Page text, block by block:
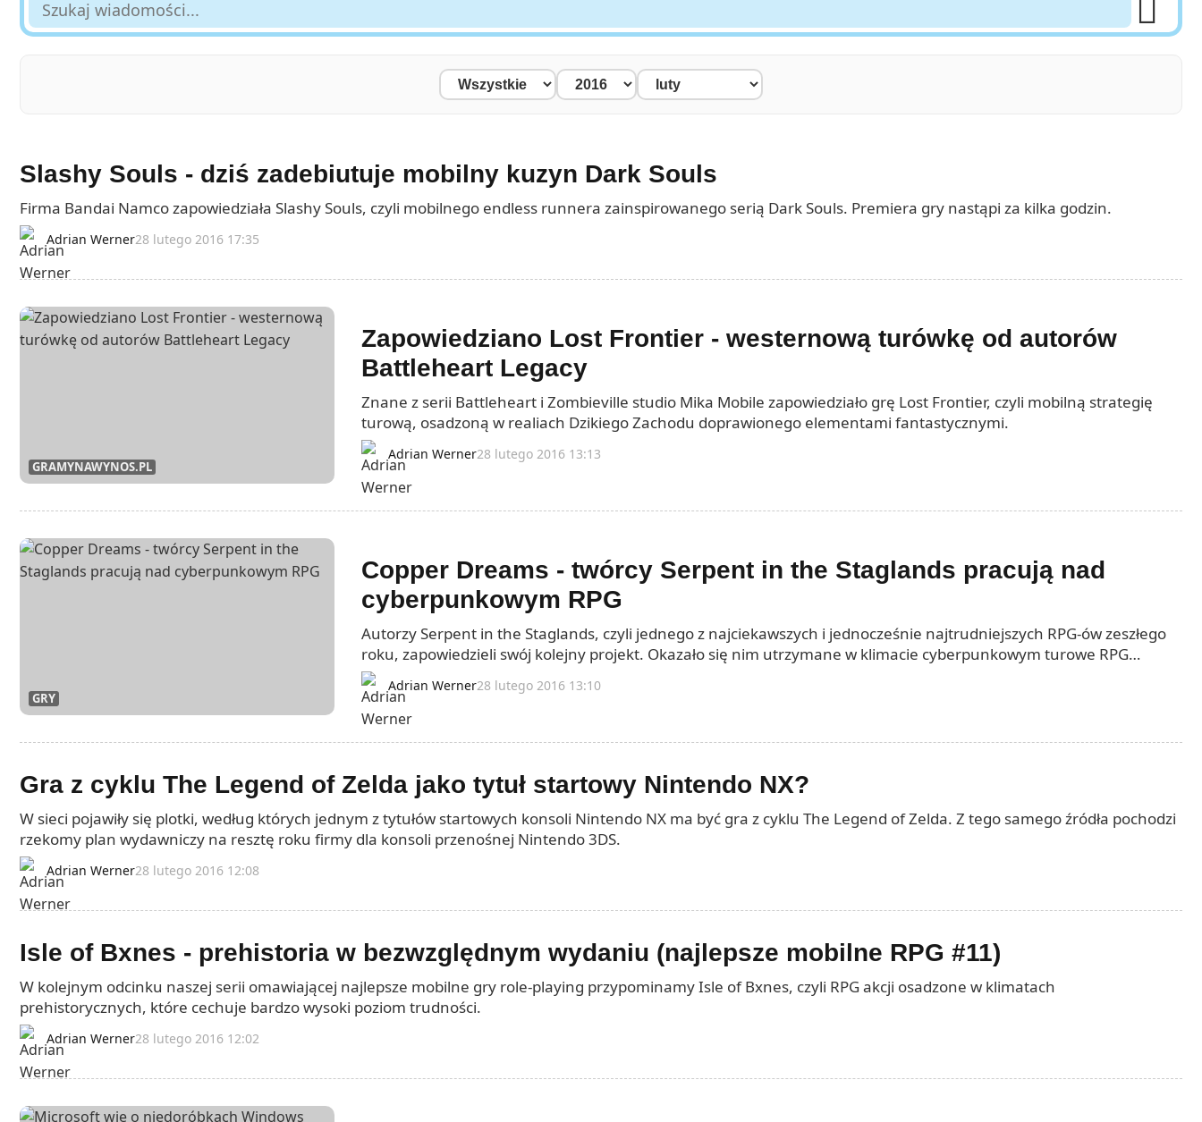
wiadomości...

Slashy Souls - dziś zadebiutuje mobilny kuzyn Dark Souls
Firma Bandai Namco zapowiedziała Slashy Souls, czyli mobilnego endless runnera zainspirowanego serią Dark Souls. Premiera gry nastąpi za kilka godzin.
Adrian Werner28 lutego 2016 17:35
GRAMYNAWYNOS.PL
Zapowiedziano Lost Frontier - westernową turówkę od autorów
Battleheart Legacy
Znane z serii Battleheart i Zombieville studio Mika Mobile zapowiedziało grę Lost Frontier, czyli mobilną strategię
turową, osadzoną w realiach Dzikiego Zachodu doprawionego elementami fantastycznymi.
Adrian Werner28 lutego 2016 13:13
GRY
Copper Dreams - twórcy Serpent in the Staglands pracują nad
cyberpunkowym RPG
Autorzy Serpent in the Staglands, czyli jednego z najciekawszych i jednocześnie najtrudniejszych RPG-ów zeszłego
roku, zapowiedzieli swój kolejny projekt. Okazało się nim utrzymane w klimacie cyberpunkowym turowe RPG
Copper Dreams.
Adrian Werner28 lutego 2016 13:10
Gra z cyklu The Legend of Zelda jako tytuł startowy Nintendo NX?
W sieci pojawiły się plotki, według których jednym z tytułów startowych konsoli Nintendo NX ma być gra z cyklu The Legend of Zelda. Z tego samego źródła pochodzi
rzekomy plan wydawniczy na resztę roku firmy dla konsoli przenośnej Nintendo 3DS.
Adrian Werner28 lutego 2016 12:08
Isle of Bxnes - prehistoria w bezwzględnym wydaniu (najlepsze mobilne RPG #11)
W kolejnym odcinku naszej serii omawiającej najlepsze mobilne gry role-playing przypominamy Isle of Bxnes, czyli RPG akcji osadzone w klimatach
prehistorycznych, które cechuje bardzo wysoki poziom trudności.
Adrian Werner28 lutego 2016 12:02